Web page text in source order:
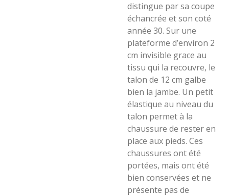
distingue par sa coupe
échancrée et son coté
année 30. Sur une
plateforme d’environ 2
cm invisible grace au
tissu qui la recouvre, le
talon de 12 cm galbe
bien la jambe. Un petit
élastique au niveau du
talon permet à la
chaussure de rester en
place aux pieds. Ces
chaussures ont été
portées, mais ont été
bien conservées et ne
présente pas de